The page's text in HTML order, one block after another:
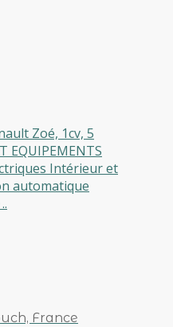
Zoé, 1cv, 5
EQUIPEMENTS
Intérieur et
automatique
France